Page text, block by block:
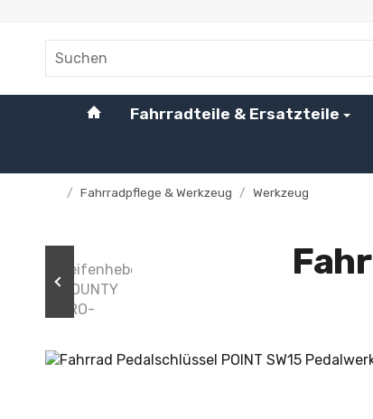
#custom.linkHome#
Fahrradteile & Ersatzteile
/ Fahrradpflege & Werkzeug / Werkzeug